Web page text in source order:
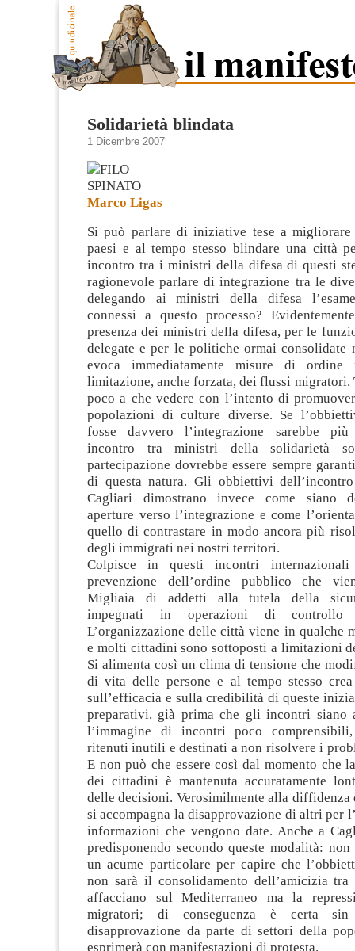
Solidarietà blindata
1 Dicembre 2007
Marco Ligas
Si può parlare di iniziative tese a
paesi e al tempo stesso blindare una città
incontro tra i ministri della difesa di questi
ragionevole parlare di integrazione tra le
delegando ai ministri della difesa
connessi a questo processo?
presenza dei ministri della difesa, per le
delegate e per le politiche ormai consolidate
evoca immediatamente misure di
limitazione, anche forzata, dei flussi migratori.
poco a che vedere con l’intento di
popolazioni di culture diverse. Se
fosse davvero l’integrazione sarebbe
incontro tra ministri della solidarietà
partecipazione dovrebbe essere sempre
di questa natura. Gli obbiettivi
Cagliari dimostrano invece come siano
aperture verso l’integrazione e come
quello di contrastare in modo ancora più
degli immigrati nei nostri territori.
Colpisce in questi incontri
prevenzione dell’ordine pubblico che
Migliaia di addetti alla tutela della
impegnati in operazioni di controllo
L’organizzazione delle città viene in qualche
e molti cittadini sono sottoposti a limitazioni
Si alimenta così un clima di tensione che
di vita delle persone e al tempo stesso
sull’efficacia e sulla credibilità di queste
preparativi, già prima che gli incontri siano
l’immagine di incontri poco comprensibili,
ritenuti inutili e destinati a non risolvere i
E non può che essere così dal momento che
dei cittadini è mantenuta accuratamente
delle decisioni. Verosimilmente alla
si accompagna la disapprovazione di altri per
informazioni che vengono date. Anche a
predisponendo secondo queste modalità:
un acume particolare per capire che
non sarà il consolidamento dell’amicizia
affacciano sul Mediterraneo ma la
migratori; di conseguenza è certa
disapprovazione da parte di settori della
esprimerà con manifestazioni di protesta.